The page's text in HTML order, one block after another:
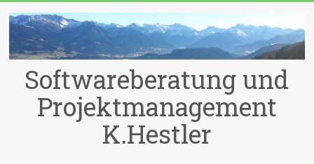
Inhalt
springen
Softwareberatung und
Projektmanagement
K.Hestler